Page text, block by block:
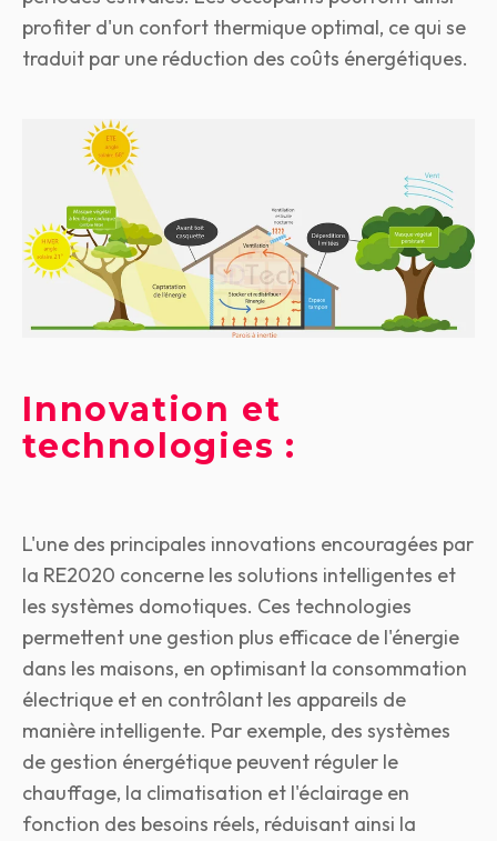
profiter d'un confort thermique optimal, ce qui se
traduit par une réduction des coûts énergétiques.
Innovation et
technologies :
L'une des principales innovations encouragées par
la RE2020 concerne les solutions intelligentes et
les systèmes domotiques. Ces technologies
permettent une gestion plus efficace de l'énergie
dans les maisons, en optimisant la consommation
électrique et en contrôlant les appareils de
manière intelligente. Par exemple, des systèmes
de gestion énergétique peuvent réguler le
chauffage, la climatisation et l'éclairage en
fonction des besoins réels, réduisant ainsi la